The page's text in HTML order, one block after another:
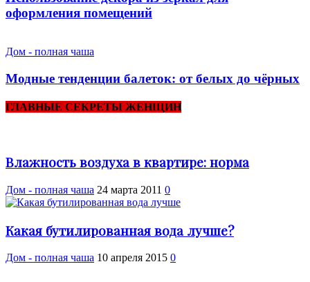
оформления помещений
Дом - полная чаша
Модные тенденции балеток: от белых до чёрных
ГЛАВНЫЕ СЕКРЕТЫ ЖЕНЩИН
Влажность воздуха в квартире: норма
Дом - полная чаша 24 марта 2011 0
Какая бутилированная вода лучше?
Дом - полная чаша 10 апреля 2015 0